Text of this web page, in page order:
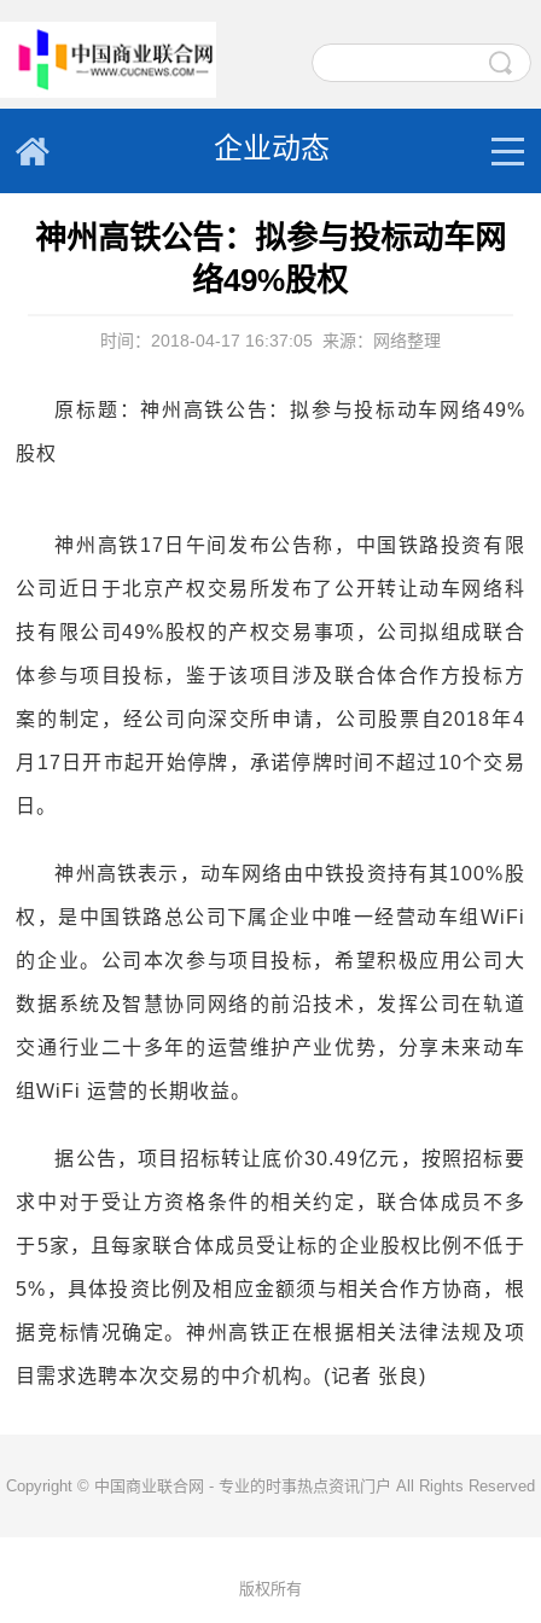
企业动态
神州高铁公告：拟参与投标动车网
络49%股权
时间：2018-04-17 16:37:05 来源：网络整理
原标题：神州高铁公告：拟参与投标动车网络49%
股权
神州高铁17日午间发布公告称，中国铁路投资有限
公司近日于北京产权交易所发布了公开转让动车网络科
技有限公司49%股权的产权交易事项，公司拟组成联合
体参与项目投标，鉴于该项目涉及联合体合作方投标方
案的制定，经公司向深交所申请，公司股票自2018年4
月17日开市起开始停牌，承诺停牌时间不超过10个交易
日。
神州高铁表示，动车网络由中铁投资持有其100%股
权，是中国铁路总公司下属企业中唯一经营动车组WiFi
的企业。公司本次参与项目投标，希望积极应用公司大
数据系统及智慧协同网络的前沿技术，发挥公司在轨道
交通行业二十多年的运营维护产业优势，分享未来动车
组WiFi 运营的长期收益。
据公告，项目招标转让底价30.49亿元，按照招标要
求中对于受让方资格条件的相关约定，联合体成员不多
于5家，且每家联合体成员受让标的企业股权比例不低于
5%，具体投资比例及相应金额须与相关合作方协商，根
据竞标情况确定。神州高铁正在根据相关法律法规及项
目需求选聘本次交易的中介机构。(记者 张良)
Copyright © 中国商业联合网 - 专业的时事热点资讯门户 All Rights Reserved
版权所有